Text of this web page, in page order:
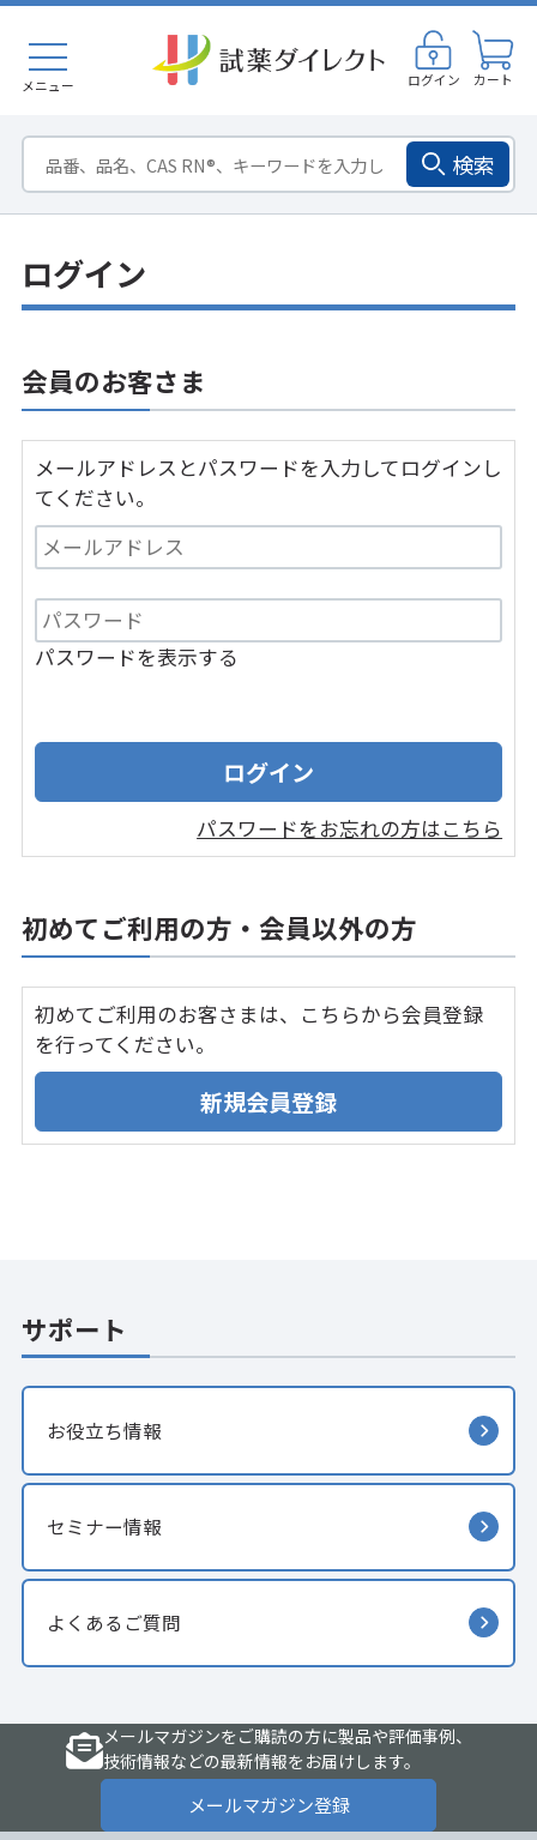
メニュー ログイン カート
検索
ログイン
会員のお客さま
メールアドレスとパスワードを入力してログインし
てください。
パスワードを表示する
パスワードをお忘れの方はこちら
初めてご利用の方・会員以外の方
初めてご利用のお客さまは、こちらから会員登録
を行ってください。
サポート
お役立ち情報
セミナー情報
よくあるご質問
メールマガジンをご購読の方に製品や評価事例、
技術情報などの最新情報をお届けします。
メールマガジン登録